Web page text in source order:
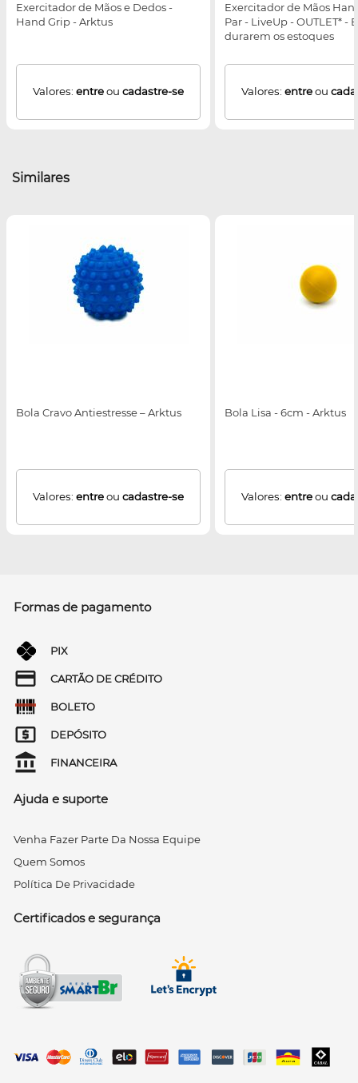
Exercitador de Mãos e Dedos -
Hand Grip - Arktus
Valores: entreou cadastre-se
Exercitador de Mãos
Par - LiveUp - OUTLET* -
durarem os estoques
Valores: entreou
Similares
Bola Cravo Antiestresse – Arktus
Valores: entreou cadastre-se
Bola Lisa - 6cm - Arktus
Valores: entreou
Formas de pagamento
PIX
CARTÃO DE CRÉDITO
BOLETO
DEPÓSITO
FINANCEIRA
Ajuda e suporte
Venha Fazer Parte Da Nossa Equipe
Quem Somos
Política De Privacidade
Certificados e segurança